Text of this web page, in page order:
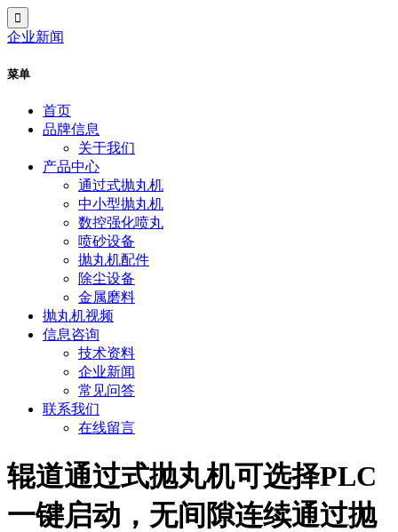
企业新闻
菜单
首页
品牌信息
关于我们
产品中心
通过式抛丸机
中小型抛丸机
数控强化喷丸
喷砂设备
抛丸机配件
除尘设备
金属磨料
抛丸机视频
信息咨询
技术资料
企业新闻
常见问答
联系我们
在线留言
辊道通过式抛丸机可选择PLC
一键启动，无间隙连续通过抛